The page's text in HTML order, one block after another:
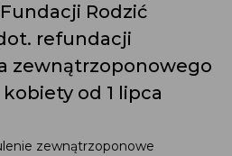
Rodzić
refundacji
zewnątrzoponowego
od 1 lipca
zewnątrzoponowe